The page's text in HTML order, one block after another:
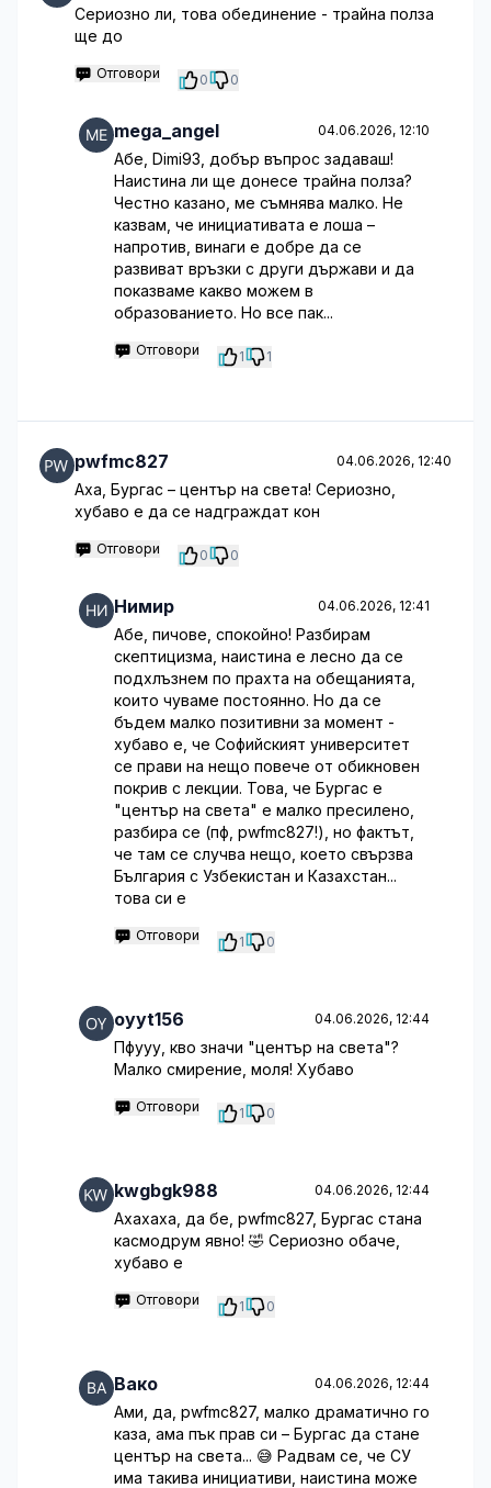
Сериозно ли, това обединение - трайна полза
ще до
Отговори 0 0
mega_angel 04.06.2026, 12:10
Абе, Dimi93, добър въпрос задаваш!
Наистина ли ще донесе трайна полза?
Честно казано, ме съмнява малко. Не
казвам, че инициативата е лоша –
напротив, винаги е добре да се
развиват връзки с други държави и да
показваме какво можем в
образованието. Но все пак...
Отговори 1 1
pwfmc827 04.06.2026, 12:40
Аха, Бургас – център на света! Сериозно,
хубаво е да се надграждат кон
Отговори 0 0
Нимир 04.06.2026, 12:41
Абе, пичове, спокойно! Разбирам
скептицизма, наистина е лесно да се
подхлъзнем по прахта на обещанията,
които чуваме постоянно. Но да се
бъдем малко позитивни за момент -
хубаво е, че Софийският университет
се прави на нещо повече от обикновен
покрив с лекции. Това, че Бургас е
"център на света" е малко пресилено,
разбира се (пф, pwfmc827!), но фактът,
че там се случва нещо, което свързва
България с Узбекистан и Казахстан...
това си е
Отговори 1 0
oyyt156 04.06.2026, 12:44
Пфууу, кво значи "център на света"?
Малко смирение, моля! Хубаво
Отговори 1 0
kwgbgk988 04.06.2026, 12:44
Ахахаха, да бе, pwfmc827, Бургас стана
касмодрум явно! 🤣 Сериозно обаче,
хубаво е
Отговори 1 0
Вако 04.06.2026, 12:44
Ами, да, pwfmc827, малко драматично го
каза, ама пък прав си – Бургас да стане
център на света... 😅 Радвам се, че СУ
има такива инициативи, наистина може